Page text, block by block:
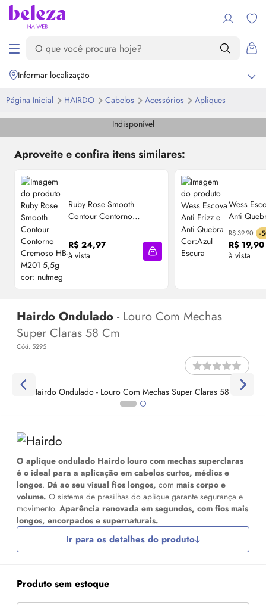
Informar localização
Página Inicial HAIRDO Cabelos Acessórios
Apliques
Indisponível
Aproveite e confira itens similares:
Ruby Rose Smooth
Contour Contorno
cor: nutmeg
R$ 24,97
à vista
Adicionar à sacola
Wess
Anti
Escura
R$ 39,90 -
R$ 19,90
à vista
Hairdo Ondulado - Louro Com Mechas
Super Claras 58 Cm
Cód. 5295
O aplique ondulado Hairdo louro com mechas superclaras
é o ideal para a aplicação em cabelos curtos, médios e
longos. Dá ao seu visual fios longos, com mais corpo e
volume. O sistema de presilhas do aplique garante segurança e
movimento. Aparência renovada em segundos, com fios mais
longos, encorpados e supernaturais.
Ir para os detalhes do produto
Produto sem estoque